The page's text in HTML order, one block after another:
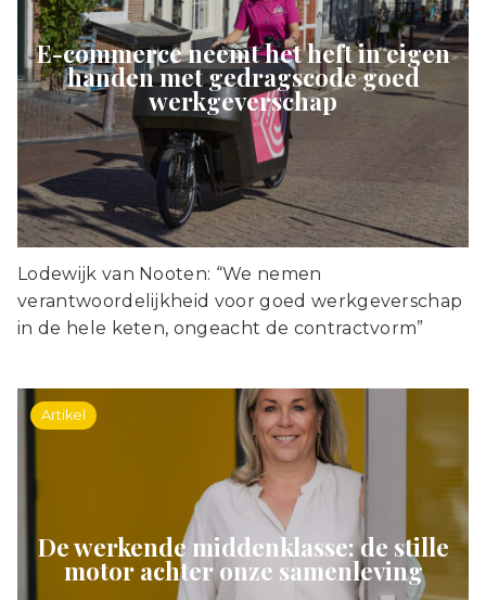
E-commerce neemt het heft in eigen
handen met gedragscode goed
werkgeverschap
Lodewijk van Nooten: “We nemen
verantwoordelijkheid voor goed werkgeverschap
in de hele keten, ongeacht de contractvorm”
Artikel
De werkende middenklasse: de stille
motor achter onze samenleving